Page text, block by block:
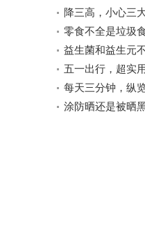
降三高，小心三
零食不全是垃圾
益生菌和益生元
五一出行，超实
每天三分钟，纵
涂防晒还是被晒